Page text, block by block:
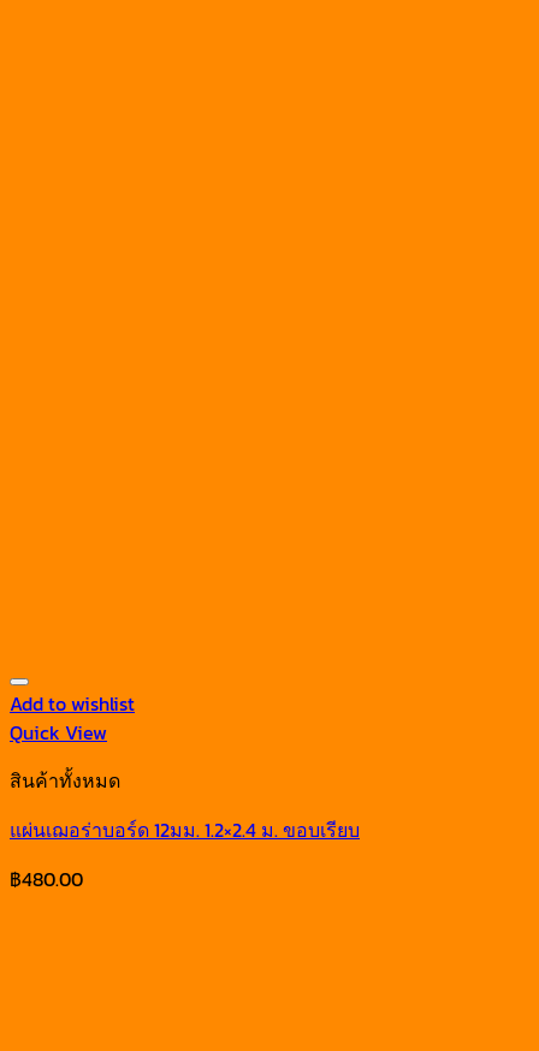
Add to wishlist
Quick View
สินค้าทั้งหมด
แผ่นเฌอร่าบอร์ด 12มม. 1.2×2.4 ม. ขอบเรียบ
฿480.00